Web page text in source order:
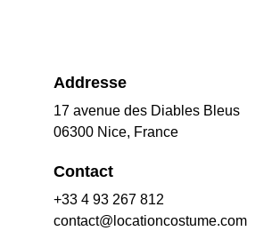
Addresse
17 avenue des Diables Bleus
06300 Nice, France
Contact
+33 4 93 267 812
contact@locationcostume.com